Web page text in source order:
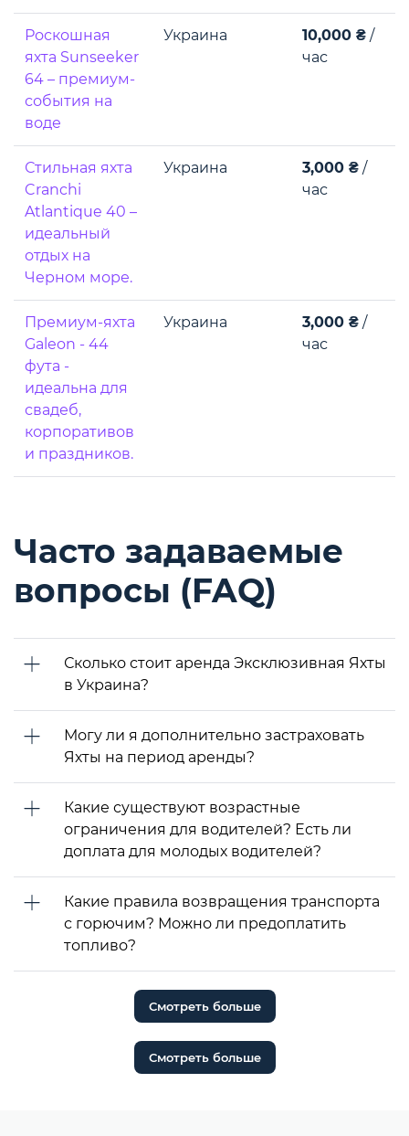
Роскошная
яхта Sunseeker
64 – премиум-
события на
воде
Украина 10,000 ₴ /
час
Стильная яхта
Cranchi
Atlantique 40 –
идеальный
отдых на
Черном море.
Украина 3,000 ₴ /
час
Премиум-яхта
Galeon - 44
фута -
идеальна для
свадеб,
корпоративов
и праздников.
Украина 3,000 ₴ /
час
Часто задаваемые
вопросы (FAQ)
Сколько стоит аренда Эксклюзивная Яхты
в Украина?
Могу ли я дополнительно застраховать
Яхты на период аренды?
Какие существуют возрастные
ограничения для водителей? Есть ли
доплата для молодых водителей?
Какие правила возвращения транспорта
с горючим? Можно ли предоплатить
топливо?
Смотреть больше
Смотреть больше